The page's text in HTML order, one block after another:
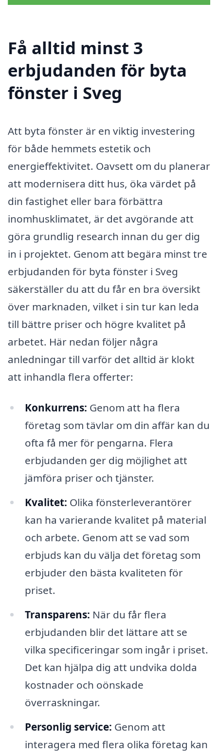
Få alltid minst 3
erbjudanden för byta
fönster i Sveg
Att byta fönster är en viktig investering
för både hemmets estetik och
energieffektivitet. Oavsett om du planerar
att modernisera ditt hus, öka värdet på
din fastighet eller bara förbättra
inomhusklimatet, är det avgörande att
göra grundlig research innan du ger dig
in i projektet. Genom att begära minst tre
erbjudanden för byta fönster i Sveg
säkerställer du att du får en bra översikt
över marknaden, vilket i sin tur kan leda
till bättre priser och högre kvalitet på
arbetet. Här nedan följer några
anledningar till varför det alltid är klokt
att inhandla flera offerter:
Konkurrens: Genom att ha flera
företag som tävlar om din affär kan du
ofta få mer för pengarna. Flera
erbjudanden ger dig möjlighet att
jämföra priser och tjänster.
Kvalitet: Olika fönsterleverantörer
kan ha varierande kvalitet på material
och arbete. Genom att se vad som
erbjuds kan du välja det företag som
erbjuder den bästa kvaliteten för
priset.
Transparens: När du får flera
erbjudanden blir det lättare att se
vilka specificeringar som ingår i priset.
Det kan hjälpa dig att undvika dolda
kostnader och oönskade
överraskningar.
Personlig service: Genom att
interagera med flera olika företag kan